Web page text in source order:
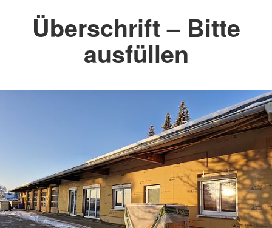
Überschrift – Bitte
ausfüllen